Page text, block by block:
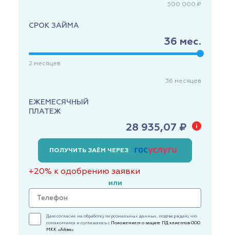
500 000 ₽
СРОК ЗАЙМА
36 мес.
2 месяцев
36 месяцев
ЕЖЕМЕСЯЧНЫЙ
ПЛАТЕЖ
28 935,07 ₽
ПОЛУЧИТЬ ЗАЁМ ЧЕРЕЗ
+20% к одобрению заявки
или
Даю согласие на обработку персональных данных, подтверждаю, что
ознакомился и соглашаюсь с Положением о защите ПД клиентов ООО
МКК «Айва»